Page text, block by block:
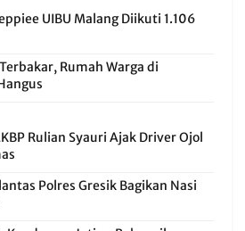
UIBU Malang Diikuti 1.106
Rumah Warga di
Rulian Syauri Ajak Driver Ojol
Polres Gresik Bagikan Nasi